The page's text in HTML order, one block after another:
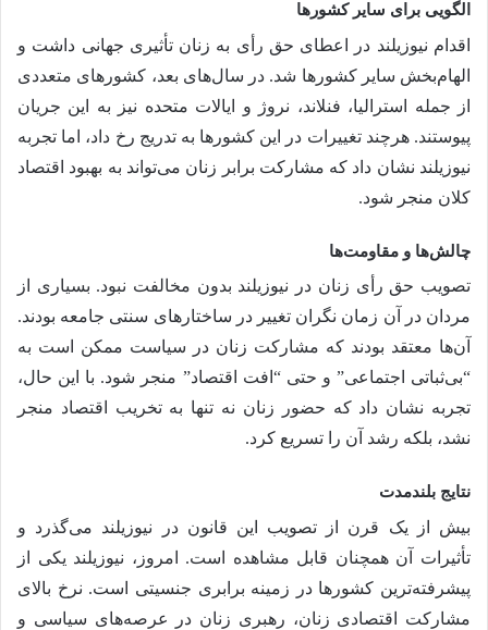
الگویی برای سایر کشورها
اقدام نیوزیلند در اعطای حق رأی به زنان تأثیری جهانی داشت و
الهام‌بخش سایر کشورها شد. در سال‌های بعد، کشورهای متعددی
از جمله استرالیا، فنلاند، نروژ و ایالات متحده نیز به این جریان
پیوستند. هرچند تغییرات در این کشورها به تدریج رخ داد، اما تجربه
نیوزیلند نشان داد که مشارکت برابر زنان می‌تواند به بهبود اقتصاد
کلان منجر شود.
چالش‌ها و مقاومت‌ها
تصویب حق رأی زنان در نیوزیلند بدون مخالفت نبود. بسیاری از
مردان در آن زمان نگران تغییر در ساختارهای سنتی جامعه بودند.
آن‌ها معتقد بودند که مشارکت زنان در سیاست ممکن است به
“بی‌ثباتی اجتماعی” و حتی “افت اقتصاد” منجر شود. با این حال،
تجربه نشان داد که حضور زنان نه تنها به تخریب اقتصاد منجر
نشد، بلکه رشد آن را تسریع کرد.
نتایج بلندمدت
بیش از یک قرن از تصویب این قانون در نیوزیلند می‌گذرد و
تأثیرات آن همچنان قابل مشاهده است. امروز، نیوزیلند یکی از
پیشرفته‌ترین کشورها در زمینه برابری جنسیتی است. نرخ بالای
مشارکت اقتصادی زنان، رهبری زنان در عرصه‌های سیاسی و